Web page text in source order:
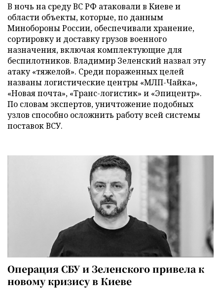
В ночь на среду ВС РФ атаковали в Киеве и
области объекты, которые, по данным
Минобороны России, обеспечивали хранение,
сортировку и доставку грузов военного
назначения, включая комплектующие для
беспилотников. Владимир Зеленский назвал эту
атаку «тяжелой». Среди пораженных целей
названы логистические центры «МЛП-Чайка»,
«Новая почта», «Транс-логистик» и «Эпицентр».
По словам экспертов, уничтожение подобных
узлов способно осложнить работу всей системы
поставок ВСУ.
Операция СБУ и Зеленского привела к
новому кризису в Киеве